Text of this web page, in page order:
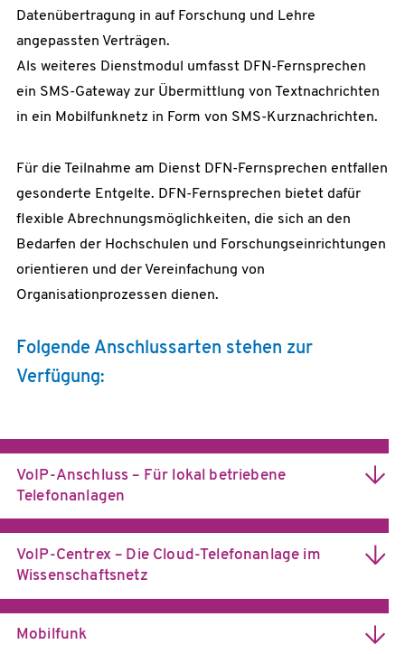
Datenübertragung in auf Forschung und Lehre
angepassten Verträgen.
Als weiteres Dienstmodul umfasst DFN-Fernsprechen
ein SMS-Gateway zur Übermittlung von Textnachrichten
in ein Mobilfunknetz in Form von SMS-Kurznachrichten.
Für die Teilnahme am Dienst DFN-Fernsprechen entfallen
gesonderte Entgelte. DFN-Fernsprechen bietet dafür
flexible Abrechnungsmöglichkeiten, die sich an den
Bedarfen der Hochschulen und Forschungseinrichtungen
orientieren und der Vereinfachung von
Organisationprozessen dienen.
Folgende Anschlussarten stehen zur
Verfügung:
VoIP-Anschluss – Für lokal betriebene
Telefonanlagen
VoIP-Centrex – Die Cloud-Telefonanlage im
Wissenschaftsnetz
Mobilfunk